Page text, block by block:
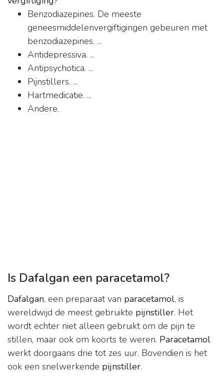
Benzodiazepines. De meeste
geneesmiddelenvergiftigingen gebeuren met
benzodiazepines. ...
Antidepressiva. ...
Antipsychotica. ...
Pijnstillers. ...
Hartmedicatie. ...
Andere.
Is Dafalgan een paracetamol?
Dafalgan, een preparaat van paracetamol, is
wereldwijd de meest gebruikte pijnstiller. Het
wordt echter niet alleen gebruikt om de pijn te
stillen, maar ook om koorts te weren. Paracetamol
werkt doorgaans drie tot zes uur. Bovendien is het
ook een snelwerkende pijnstiller.